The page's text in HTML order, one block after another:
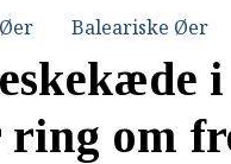
Baleariske Øer
ring om